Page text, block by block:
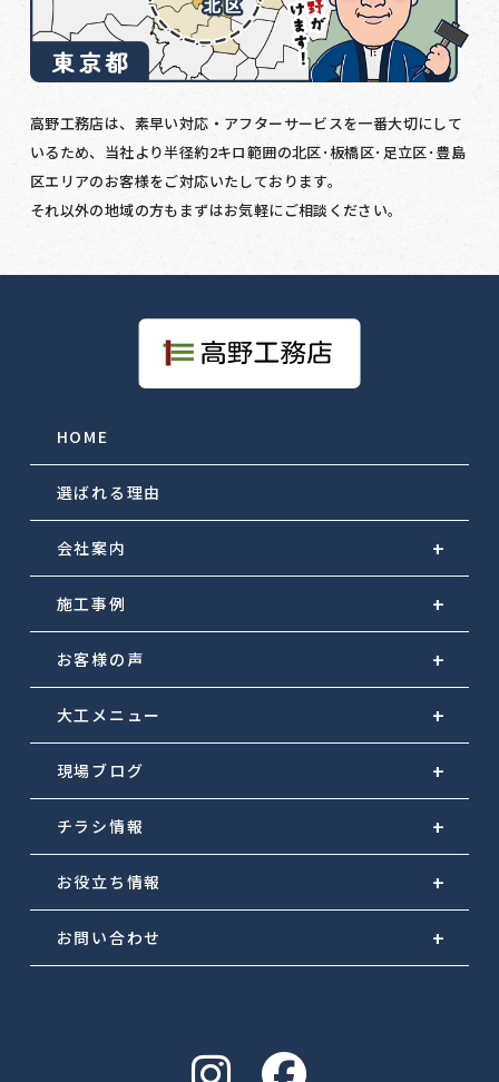
高野工務店は、素早い対応・アフターサービスを一番大切にして
いるため、当社より半径約2キロ範囲の北区･板橋区･足立区･豊島
区エリアのお客様をご対応いたしております。
それ以外の地域の方もまずはお気軽にご相談ください。
HOME
選ばれる理由
会社案内
施工事例
お客様の声
大工メニュー
現場ブログ
チラシ情報
お役立ち情報
お問い合わせ